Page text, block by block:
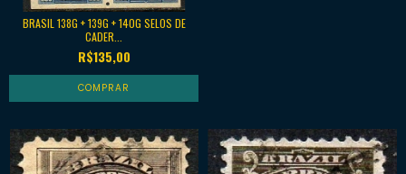
BRASIL 138G + 139G + 140G SELOS DE
CADER...
R$135,00